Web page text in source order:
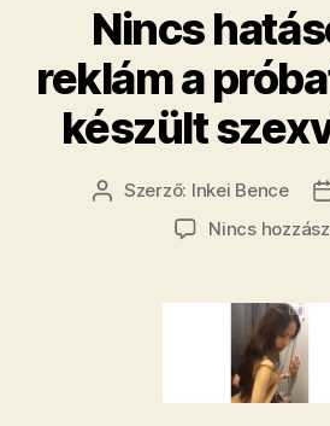
Nincs
reklám a
készült
Bejegyzés
Szerző: Inkei Bence
Nincs